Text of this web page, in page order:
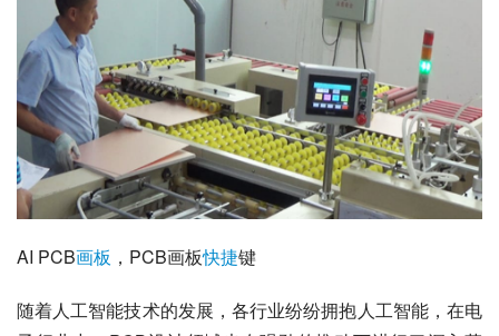
AI PCB画板 ，PCB画板快捷键
随着人工智能技术的发展，各行业纷纷拥抱人工智能，在电